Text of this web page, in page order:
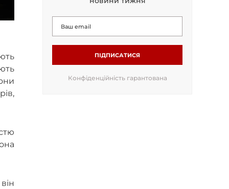
ПІДПИСАТИСЯ
Конфіденційність гарантована